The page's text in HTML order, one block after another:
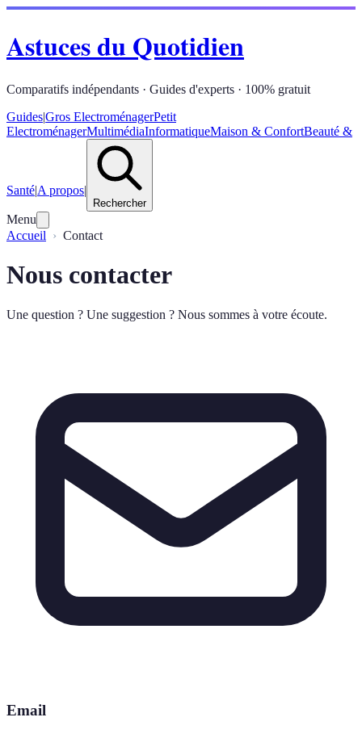
Astuces du Quotidien
Comparatifs indépendants · Guides d'experts · 100% gratuit
Guides|Gros ElectroménagerPetit
ElectroménagerMultimédiaInformatiqueMaison & ConfortBeauté &
Santé|A propos|
Rechercher
Menu
Accueil
Contact
Nous contacter
Une question ? Une suggestion ? Nous sommes à votre écoute.
Email